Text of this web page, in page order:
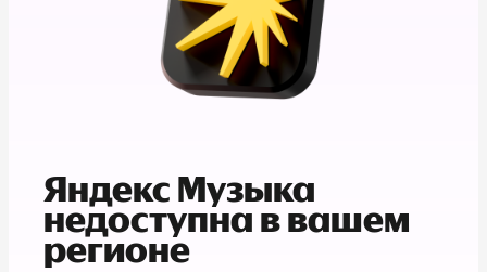
Яндекс Музыка
недоступна в вашем
регионе